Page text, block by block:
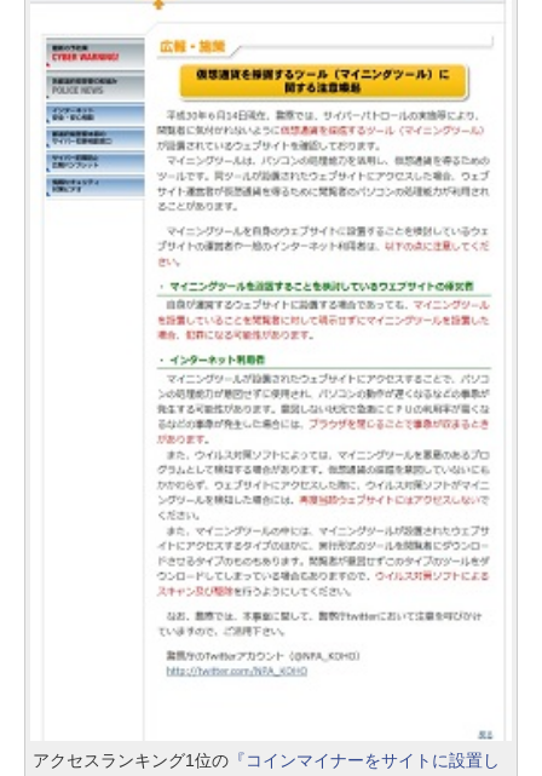
アクセスランキング1位の『コインマイナーをサイトに設置し